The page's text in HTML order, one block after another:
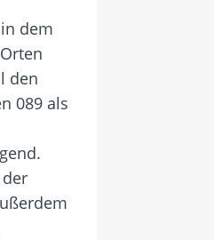
dem
den
089 als